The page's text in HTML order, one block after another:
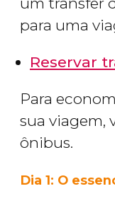
para uma
Reservar
Para
sua viagem,
ônibus.
Dia 1: O